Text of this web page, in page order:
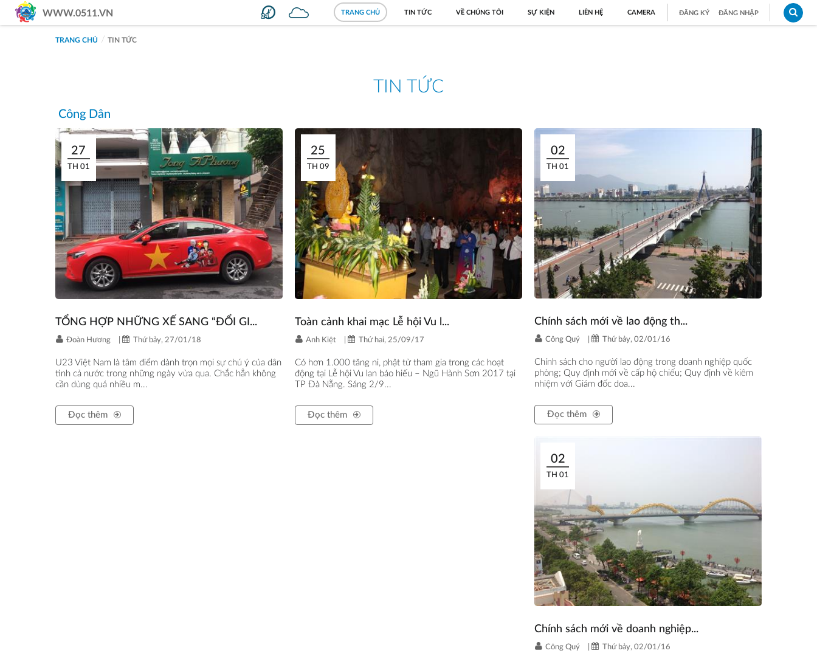
WWW.0511.VN TRANG CHỦ TIN TỨC VỀ CHÚNG TÔI SỰ KIỆN LIÊN HỆ CAMERA ĐĂNG KÝ ĐĂNG NHẬP
TRANG CHỦ TIN TỨC
TIN TỨC
Công Dân
27
TH 01
TỔNG HỢP NHỮNG XẾ SANG “ĐỔI GI...
Đoàn Hương Thứ bảy, 27/01/18
U23 Việt Nam là tâm điểm dành trọn mọi sự chú ý của dân
tình cả nước trong những ngày vừa qua. Chắc hẳn không
cần dùng quá nhiều m...
Đọc thêm
25
TH 09
Toàn cảnh khai mạc Lễ hội Vu l...
Anh Kiệt Thứ hai, 25/09/17
Có hơn 1.000 tăng ni, phật tử tham gia trong các hoạt
động tại Lễ hội Vu lan báo hiếu – Ngũ Hành Sơn 2017 tại
TP Đà Nẵng. Sáng 2/9...
Đọc thêm
02
TH 01
Chính sách mới về lao động th...
Công Quý Thứ bảy, 02/01/16
Chính sách cho người lao động trong doanh nghiệp quốc
phòng; Quy định mới về cấp hộ chiếu; Quy định về kiêm
nhiệm với Giám đốc doa...
Đọc thêm
02
TH 01
Chính sách mới về doanh nghiệp...
Công Quý Thứ bảy, 02/01/16